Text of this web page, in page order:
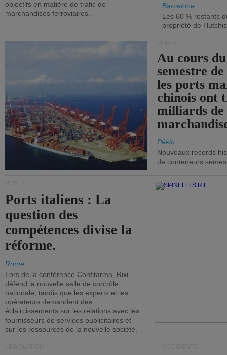
objectifs en matière de trafic de
marchandises ferroviaires.
Barcelone
Les 60 % restants
propriété de
Au cours
semestre
les ports
chinois ont
milliards de
Pékin
Nouveaux records
de conteneurs
Ports italiens : La
question des
compétences divise la
réforme.
Rome
Lors de la conférence Confitarma, Rixi
défend la nouvelle salle de contrôle
nationale, tandis que les experts et les
opérateurs demandent des
éclaircissements sur les relations avec les
fournisseurs de services publicitaires et
sur les ressources de la nouvelle société.